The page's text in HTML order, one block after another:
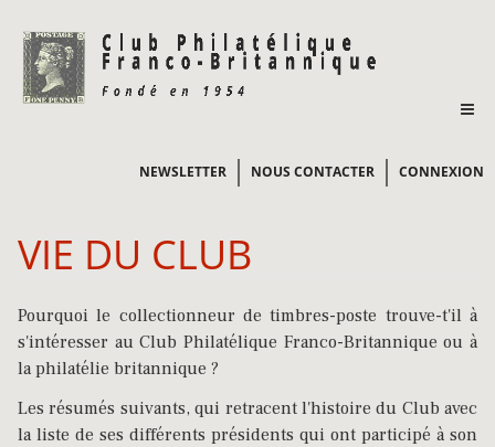
NEWSLETTER NOUS CONTACTER CONNEXION
VIE DU CLUB
Pourquoi le collectionneur de timbres-poste trouve-t'il à
s'intéresser au Club Philatélique Franco-Britannique ou à
la philatélie britannique ?
Les résumés suivants, qui retracent l'histoire du Club avec
la liste de ses différents présidents qui ont participé à son